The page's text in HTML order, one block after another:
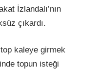
İzlandalı’nın
çıkardı.
kaleye girmek
topun isteği